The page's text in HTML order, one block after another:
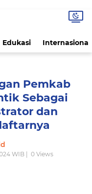
Edukasi Internasional
Pemkab
Sebagai
dan
WIB | 0Views